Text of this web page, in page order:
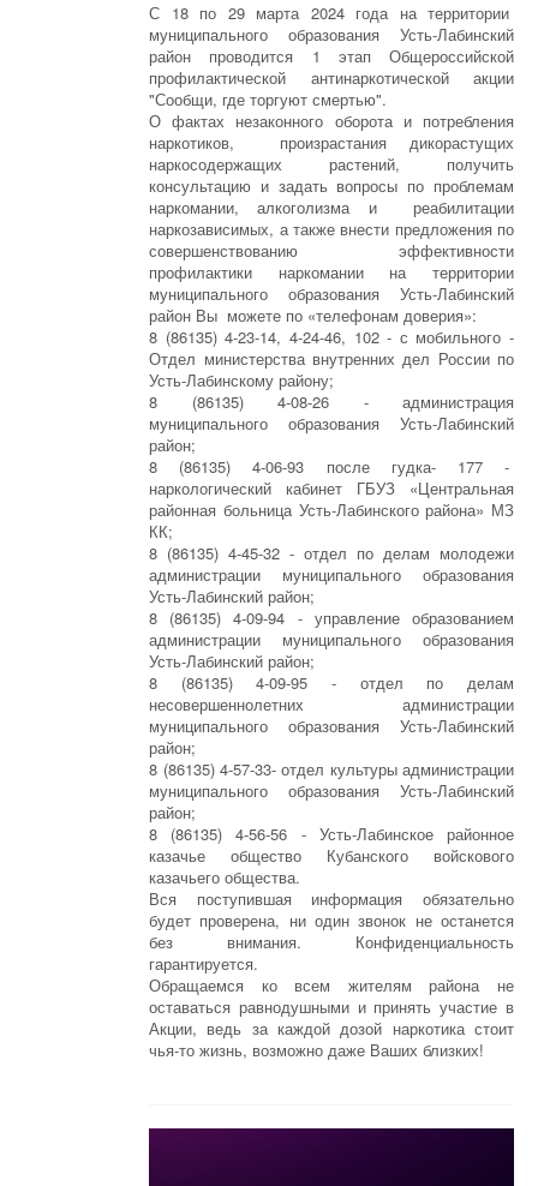
С 18 по 29 марта 2024 года на территории
муниципального образования Усть-Лабинский
район проводится 1 этап Общероссийской
профилактической антинаркотической акции
"Сообщи, где торгуют смертью".
О фактах незаконного оборота и потребления
наркотиков, произрастания дикорастущих
наркосодержащих растений, получить
консультацию и задать вопросы по проблемам
наркомании, алкоголизма и реабилитации
наркозависимых, а также внести предложения по
совершенствованию эффективности
профилактики наркомании на территории
муниципального образования Усть-Лабинский
район Вы можете по «телефонам доверия»:
8 (86135) 4-23-14, 4-24-46, 102 - с мобильного -
Отдел министерства внутренних дел России по
Усть-Лабинскому району;
8 (86135) 4-08-26 - администрация
муниципального образования Усть-Лабинский
район;
8 (86135) 4-06-93 после гудка- 177 -
наркологический кабинет ГБУЗ «Центральная
районная больница Усть-Лабинского района» МЗ
КК;
8 (86135) 4-45-32 - отдел по делам молодежи
администрации муниципального образования
Усть-Лабинский район;
8 (86135) 4-09-94 - управление образованием
администрации муниципального образования
Усть-Лабинский район;
8 (86135) 4-09-95 - отдел по делам
несовершеннолетних администрации
муниципального образования Усть-Лабинский
район;
8 (86135) 4-57-33- отдел культуры администрации
муниципального образования Усть-Лабинский
район;
8 (86135) 4-56-56 - Усть-Лабинское районное
казачье общество Кубанского войскового
казачьего общества.
Вся поступившая информация обязательно
будет проверена, ни один звонок не останется
без внимания. Конфиденциальность
гарантируется.
Обращаемся ко всем жителям района не
оставаться равнодушными и принять участие в
Акции, ведь за каждой дозой наркотика стоит
чья-то жизнь, возможно даже Ваших близких!